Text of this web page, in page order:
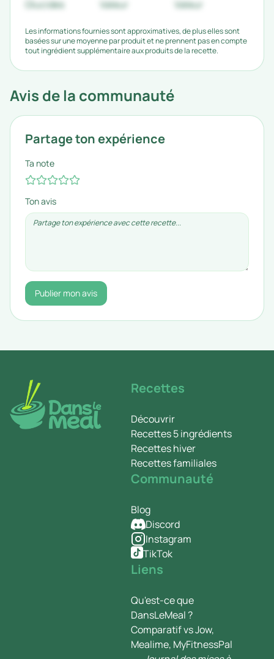
Glucides
Valeur Valeur
Les informations fournies sont approximatives, de plus elles sont
basées sur une moyenne par produit et ne prennent pas en compte
tout ingrédient supplémentaire aux produits de la recette.
Avis de la communauté
Partage ton expérience
Ta note
Ton avis
Publier mon avis
Recettes
Découvrir
Recettes 5 ingrédients
Recettes hiver
Recettes familiales
Communauté
Blog
Discord
Instagram
TikTok
Liens
Qu'est-ce que
DansLeMeal ?
Comparatif vs Jow,
Mealime, MyFitnessPal